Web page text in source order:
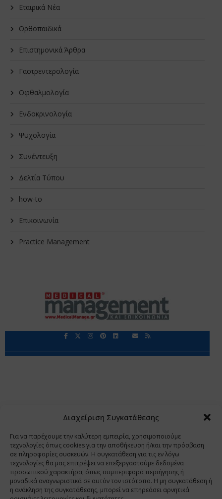
Διαχείριση Συγκατάθεσης
Για να παρέχουμε την καλύτερη εμπειρία, χρησιμοποιούμε
τεχνολογίες όπως cookies για την αποθήκευση ή/και την πρόσβαση
σε πληροφορίες συσκευών. Η συγκατάθεση για τις εν λόγω
τεχνολογίες θα μας επιτρέψει να επεξεργαστούμε δεδομένα
προσωπικού χαρακτήρα, όπως συμπεριφορά περιήγησης ή
μοναδικά αναγνωριστικά σε αυτόν τον ιστότοπο. Η μη συγκατάθεση ή
η ανάκληση της συγκατάθεσης, μπορεί να επηρεάσει αρνητικά
Εταιρικά Νέα
Oρθοπαιδικά
Επιστημονικά Άρθρα
Γαστρεντερολογία
Οφθαλμολογία
Ενδοκρινολογία
Ψυχολογία
Συνέντευξη
Δελτία Τύπου
how-to
Επικοινωνία
Practice Management
Copyright 2009 - 2026 © Χαραμή Α.Ε.
www.PharmaManage.gr • www.HealthExpo.gr • www.YO.gr
•
www.GreekShares.com • www.eLearning-
PharmaManage.gr • www.Charami-SA.gr